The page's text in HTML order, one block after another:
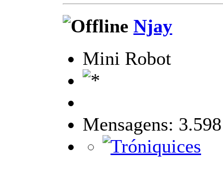
Njay
Mini Robot
Mensagens: 3.598